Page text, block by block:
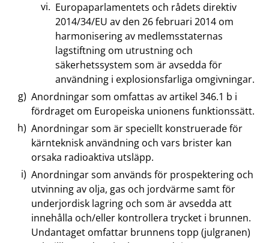
Europaparlamentets och rådets direktiv
2014/34/EU av den 26 februari 2014 om
harmonisering av medlemsstaternas
lagstiftning om utrustning och
säkerhetssystem som är avsedda för
användning i explosionsfarliga omgivningar.
Anordningar som omfattas av artikel 346.1 b i
fördraget om Europeiska unionens funktionssätt.
Anordningar som är speciellt konstruerade för
kärnteknisk användning och vars brister kan
orsaka radioaktiva utsläpp.
Anordningar som används för prospektering och
utvinning av olja, gas och jordvärme samt för
underjordisk lagring och som är avsedda att
innehålla och/eller kontrollera trycket i brunnen.
Undantaget omfattar brunnens topp (julgranen)